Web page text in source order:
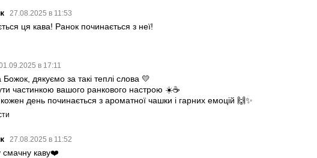
27.08.2025 в 11:53
ця кава! Ранок починається з неї!
в 17:11
Божок, дякуємо за такі теплі слова 💛
частинкою вашого ранкового настрою ☀️☕️
день починається з ароматної чашки і гарних емоцій 🙌✨
27.08.2025 в 11:52
смачну каву❤️